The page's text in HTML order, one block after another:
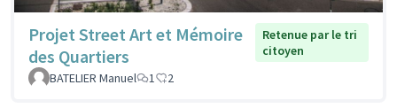
Projet Street Art et Mémoire
des Quartiers
Retenue par le tri
citoyen
BATELIER Manuel
1 2